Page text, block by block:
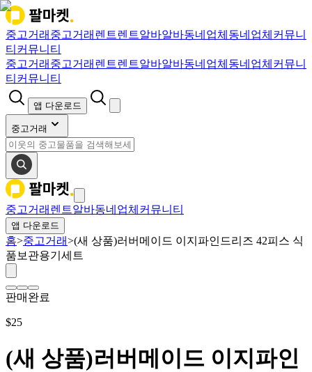
중고거래 중고거래 렌트렌트알바알바동네업체 동네업체 커뮤니
티 커뮤니티
중고거래 중고거래 렌트렌트알바알바동네업체 동네업체 커뮤니
티 커뮤니티
앱 다운로드
중고거래
중고거래 렌트알바동네업체 커뮤니티
앱 다운로드
홈>중고거래>(새 상품)러버메이드 이지파인드리즈 42피스 식
품보관용기세트
판매완료
$25
(새 상품)러버메이드 이지파인